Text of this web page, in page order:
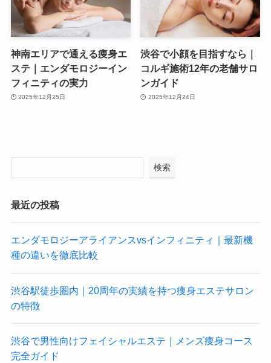
神南エリアで通える痩身エ
ステ｜エンダモロジーイン
フィニティの実力
2025年12月25日
渋谷で小顔を目指すなら｜
コルギ施術12年の老舗サロ
ンガイド
2025年12月24日
検索
最近の投稿
エンダモロジーアライアンスvsインフィニティ｜最新機
種の違いを徹底比較
渋谷駅徒歩圏内｜20周年の実績を持つ痩身エステサロン
の特徴
渋谷で男性向けフェイシャルエステ｜メンズ痩身コース
完全ガイド